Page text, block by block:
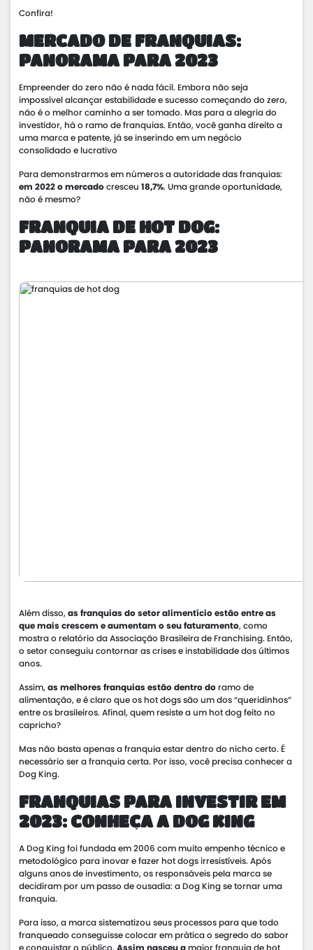
Confira!
MERCADO DE FRANQUIAS:
PANORAMA PARA 2023
Empreender do zero não é nada fácil. Embora não seja
impossível alcançar estabilidade e sucesso começando do zero,
não é o melhor caminho a ser tomado. Mas para a alegria do
investidor, há o ramo de franquias. Então, você ganha direito a
uma marca e patente, já se inserindo em um negócio
consolidado e lucrativo
Para demonstrarmos em números a autoridade das franquias:
em 2022 o mercadocresceu 18,7%. Uma grande oportunidade,
não é mesmo?
FRANQUIA DE HOT DOG:
PANORAMA PARA 2023
Além disso,as franquias do setor alimentício estão entre as
que mais crescem e aumentam o seu faturamento, como
mostra o relatório da Associação Brasileira de Franchising. Então,
o setor conseguiu contornar as crises e instabilidade dos últimos
anos.
Assim,as melhores franquias estão dentro do ramo de
alimentação, e é claro que os hot dogs são um dos “queridinhos”
entre os brasileiros. Afinal, quem resiste a um hot dog feito no
capricho?
Mas não basta apenas a franquia estar dentro do nicho certo. É
necessário ser a franquia certa. Por isso, você precisa conhecer a
Dog King.
FRANQUIAS PARA INVESTIR EM
2023: CONHEÇA A DOG KING
A Dog King foi fundada em 2006 com muito empenho técnico e
metodológico para inovar e fazer hot dogsirresistíveis. Após
alguns anos de investimento, os responsáveis pela marca se
decidiram por um passo de ousadia: a Dog King se tornar uma
franquia.
Para isso, a marca sistematizou seus processos para que todo
franqueado conseguisse colocar em prática o segredo do sabor
e conquistar o público. Assim nasceu a maior franquia de hot